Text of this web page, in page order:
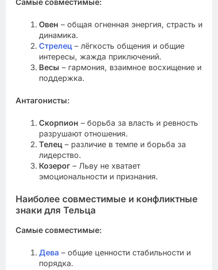
Овен – общая огненная энергия, страсть и
динамика.
Стрелец – лёгкость общения и общие
интересы, жажда приключений.
Весы – гармония, взаимное восхищение и
поддержка.
Антагонисты:
Скорпион – борьба за власть и ревность
разрушают отношения.
Телец – различие в темпе и борьба за
лидерство.
Козерог – Льву не хватает
эмоциональности и признания.
Наиболее совместимые и конфликтные
знаки для Тельца
Самые совместимые:
Дева – общие ценности стабильности и
порядка.